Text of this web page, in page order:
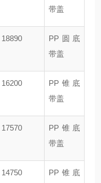
带盖
18890
PP圆底
带盖
16200
PP锥底
带盖
17570
PP锥底
带盖
14750 PP锥底